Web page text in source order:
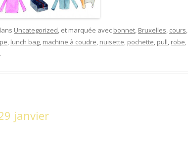
Uncategorized, et marquée avec bonnet, Bruxelles, cours,
, lunch bag, machine à coudre, nuisette, pochette, pull, robe,
.
janvier